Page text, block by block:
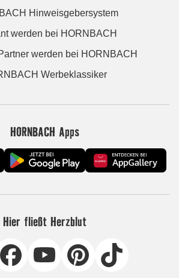
Hinweisgebersystem
werden bei HORNBACH
werden bei HORNBACH
Werbeklassiker
HORNBACH Apps
Hier fließt Herzblut